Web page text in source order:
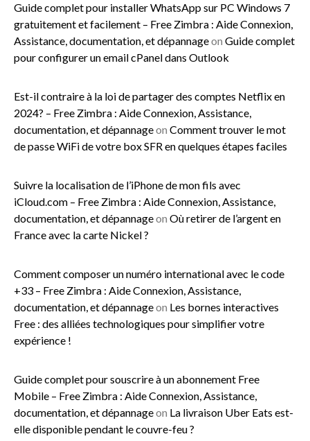
Guide complet pour installer WhatsApp sur PC Windows 7
gratuitement et facilement – Free Zimbra : Aide Connexion,
Assistance, documentation, et dépannageon Guide complet
pour configurer un email cPanel dans Outlook
Est-il contraire à la loi de partager des comptes Netflix en
2024? – Free Zimbra : Aide Connexion, Assistance,
documentation, et dépannageon Comment trouver le mot
de passe WiFi de votre box SFR en quelques étapes faciles
Suivre la localisation de l’iPhone de mon fils avec
iCloud.com – Free Zimbra : Aide Connexion, Assistance,
documentation, et dépannageon Où retirer de l’argent en
France avec la carte Nickel ?
Comment composer un numéro international avec le code
+33 – Free Zimbra : Aide Connexion, Assistance,
documentation, et dépannageon Les bornes interactives
Free : des alliées technologiques pour simplifier votre
expérience !
Guide complet pour souscrire à un abonnement Free
Mobile – Free Zimbra : Aide Connexion, Assistance,
documentation, et dépannageon La livraison Uber Eats est-
elle disponible pendant le couvre-feu ?